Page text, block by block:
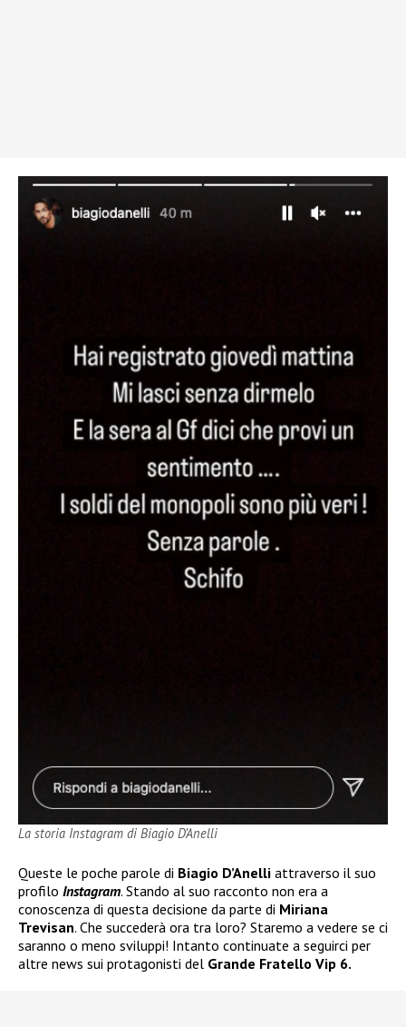
La storia Instagram di Biagio D’Anelli
Queste le poche parole di Biagio D’Anelli attraverso il suo
profilo Instagram. Stando al suo racconto non era a
conoscenza di questa decisione da parte di Miriana
Trevisan. Che succederà ora tra loro? Staremo a vedere se ci
saranno o meno sviluppi! Intanto continuate a seguirci per
altre news sui protagonisti del Grande Fratello Vip 6.